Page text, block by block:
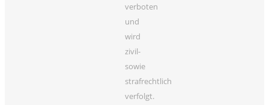
verboten
und
wird
zivil-
sowie
strafrechtlich
verfolgt.